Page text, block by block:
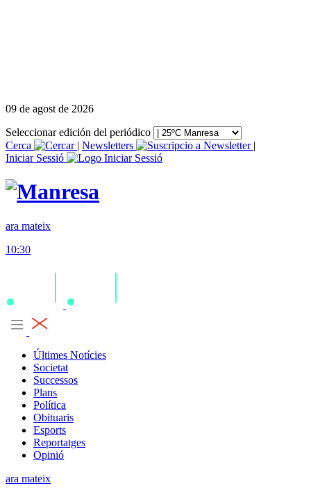
09 de agost de 2026
Seleccionar edición del periódico
Cerca
| Newsletters
|
Iniciar Sessió
ara mateix
10:30
Últimes Notícies
Societat
Successos
Plans
Política
Obituaris
Esports
Reportatges
Opinió
ara mateix